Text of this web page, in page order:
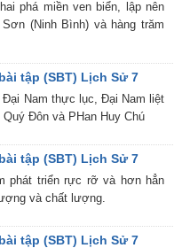
phá miền ven biển, lập nên
(Ninh Bình) và hàng trăm
tập (SBT) Lịch Sử 7
Nam thực lục, Đại Nam liệt
Đôn và PHan Huy Chú
tập (SBT) Lịch Sử 7
phát triển rực rỡ và hơn hẳn
và chất lượng.
tập (SBT) Lịch Sử 7